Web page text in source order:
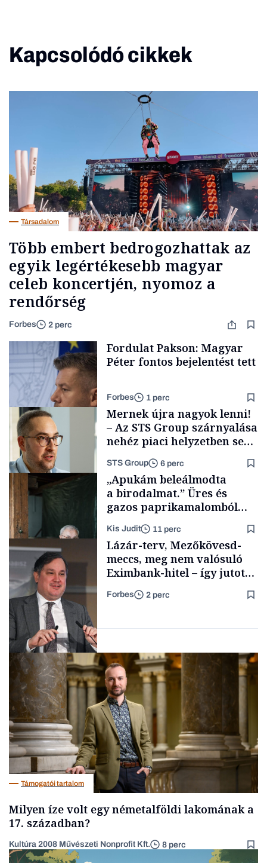
Kapcsolódó cikkek
Társadalom
Több embert bedrogozhattak az
egyik legértékesebb magyar
celeb koncertjén, nyomoz a
rendőrség
Forbes 2 perc
Energia
Fordulat Pakson: Magyar
Péter fontos bejelentést tett
Forbes 1 perc
Támogatói tartalom
Mernek újra nagyok lenni!
– Az STS Group szárnyalása
nehéz piaci helyzetben sem
STS Group 6 perc
Családi
vállalkozások
„Apukám beleálmodta
a birodalmat.” Üres és
gazos paprikamalomból
lett az igazi családi
fűszersztori
Kis Judit 11 perc
Magyar cégek
Lázár-terv, Mezőkövesd-
meccs, meg nem valósuló
Eximbank-hitel – így jutott
el a bezárásig a 70 éves
téglagyár
Forbes 2 perc
Támogatói tartalom
Milyen íze volt egy németalföldi lakomának a
17. században?
Kultúra 2008 Művészeti Nonprofit Kft. 8 perc